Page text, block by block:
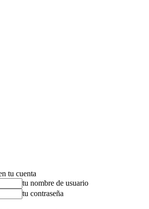
tu cuenta
tu nombre de usuario
tu contraseña